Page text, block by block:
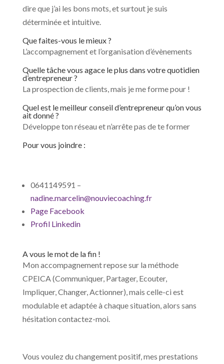
dire que j’ai les bons mots, et surtout je suis
déterminée et intuitive.
Que faites-vous le mieux ?
L’accompagnement et l’organisation d’évènements
Quelle tâche vous agace le plus dans votre quotidien
d’entrepreneur ?
La prospection de clients, mais je me forme pour !
Quel est le meilleur conseil d’entrepreneur qu’on vous
ait donné ?
Développe ton réseau et n’arrête pas de te former
Pour vous joindre :
0641149591 –
nadine.marcelin@nouviecoaching.fr
Page Facebook
Profil Linkedin
A vous le mot de la fin !
Mon accompagnement repose sur la méthode
CPEICA (Communiquer, Partager, Ecouter,
Impliquer, Changer, Actionner), mais celle-ci est
modulable et adaptée à chaque situation, alors sans
hésitation contactez-moi.
Vous voulez du changement positif, mes prestations